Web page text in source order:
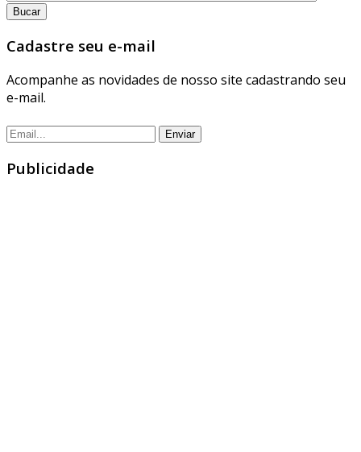
Cadastre seu e-mail
Acompanhe as novidades de nosso site cadastrando seu
e-mail.
Publicidade